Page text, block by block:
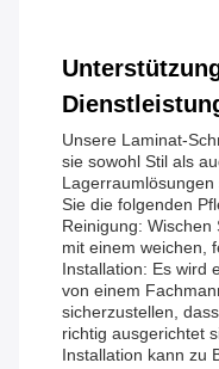
Unsere Laminat-
sie sowohl Stil als
Sie die folgenden
Reinigung:
mit einem weichen,
Installation: Es wird
von einem
sicherzustellen,
richtig ausgerichtet
Installation kann zu